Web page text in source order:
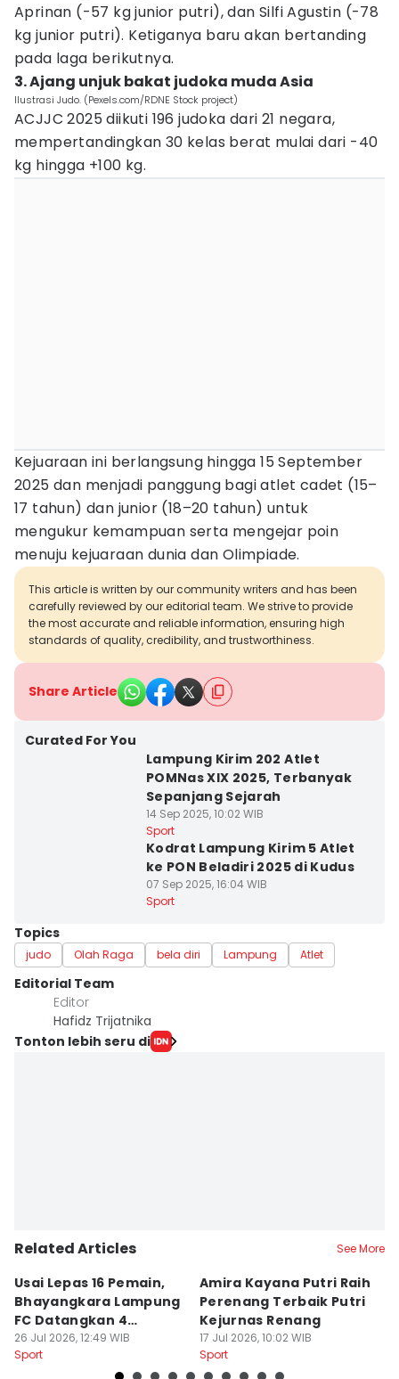
Aprinan (-57 kg junior putri), dan Silfi Agustin (-78
kg junior putri). Ketiganya baru akan bertanding
pada laga berikutnya.
3. Ajang unjuk bakat judoka muda Asia
Ilustrasi Judo. (Pexels.com/RDNE Stock project)
ACJJC 2025 diikuti 196 judoka dari 21 negara,
mempertandingkan 30 kelas berat mulai dari -40
kg hingga +100 kg.
Kejuaraan ini berlangsung hingga 15 September
2025 dan menjadi panggung bagi atlet cadet (15–
17 tahun) dan junior (18–20 tahun) untuk
mengukur kemampuan serta mengejar poin
menuju kejuaraan dunia dan Olimpiade.
This article is written by our community writers and has been
carefully reviewed by our editorial team. We strive to provide
the most accurate and reliable information, ensuring high
standards of quality, credibility, and trustworthiness.
Share Article
Curated For You
Lampung Kirim 202 Atlet
POMNas XIX 2025, Terbanyak
Sepanjang Sejarah
14 Sep 2025, 10:02 WIB
Sport
Kodrat Lampung Kirim 5 Atlet
ke PON Beladiri 2025 di Kudus
07 Sep 2025, 16:04 WIB
Sport
Topics
judo Olah Raga bela diri Lampung Atlet
Editorial Team
Editor
Hafidz Trijatnika
Tonton lebih seru di
Related Articles See More
Usai Lepas 16 Pemain,
Bhayangkara Lampung
FC Datangkan 4
Rekrutan
26 Jul 2026, 12:49 WIB
Sport
Amira Kayana Putri Raih
Perenang Terbaik Putri
Kejurnas Renang
17 Jul 2026, 10:02 WIB
Sport